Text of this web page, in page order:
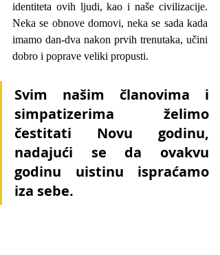
identiteta ovih ljudi, kao i naše civilizacije.
Neka se obnove domovi, neka se sada kada
imamo dan-dva nakon prvih trenutaka, učini
dobro i poprave veliki propusti.
Svim našim članovima i
simpatizerima želimo
čestitati Novu godinu,
nadajući se da ovakvu
godinu uistinu ispraćamo
iza sebe.